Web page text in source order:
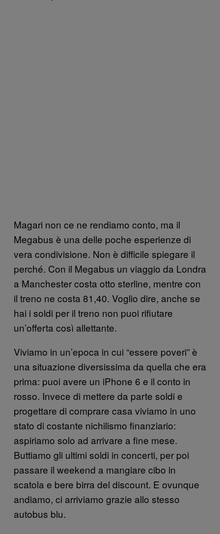
Magari non ce ne rendiamo conto, ma il
Megabus è una delle poche esperienze di
vera condivisione. Non è difficile spiegare il
perché. Con il Megabus un viaggio da Londra
a Manchester costa otto sterline, mentre con
il treno ne costa 81,40. Voglio dire, anche se
hai i soldi per il treno non puoi rifiutare
un’offerta così allettante.
Viviamo in un’epoca in cui “essere poveri” è
una situazione diversissima da quella che era
prima: puoi avere un iPhone 6 e il conto in
rosso. Invece di mettere da parte soldi e
progettare di comprare casa viviamo in uno
stato di costante nichilismo finanziario:
aspiriamo solo ad arrivare a fine mese.
Buttiamo gli ultimi soldi in concerti, per poi
passare il weekend a mangiare cibo in
scatola e bere birra del discount. E ovunque
andiamo, ci arriviamo grazie allo stesso
autobus blu.